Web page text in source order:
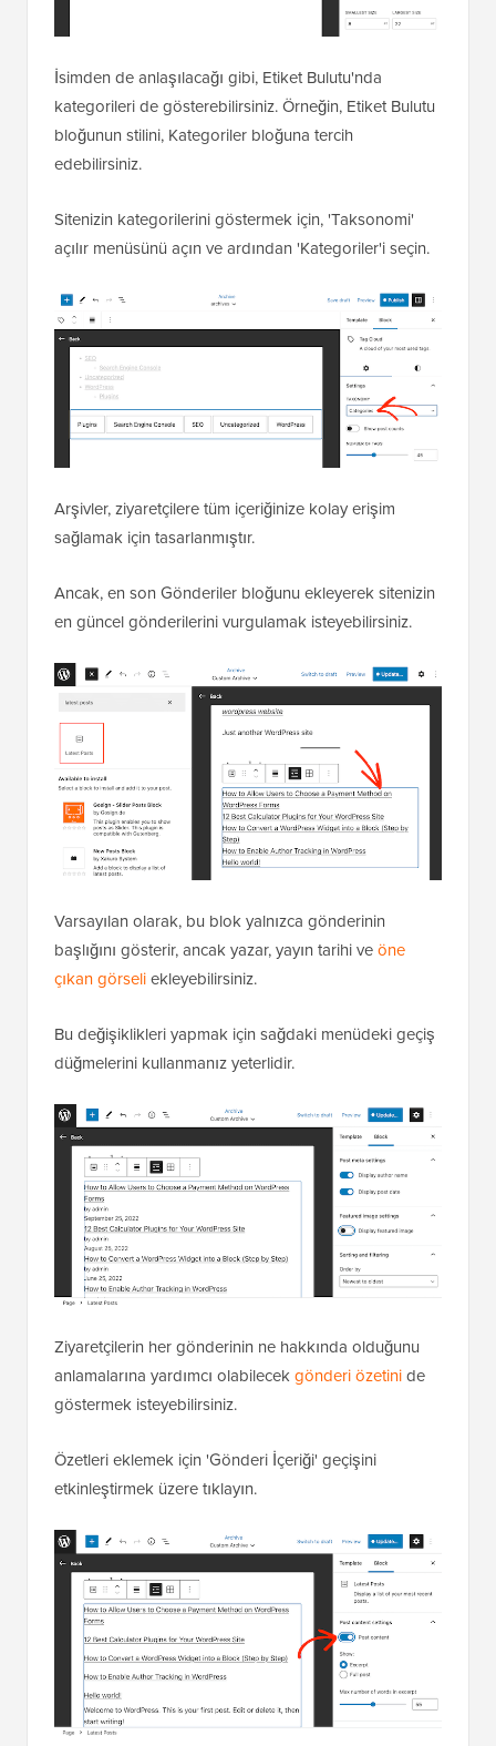
İsimden de anlaşılacağı gibi, Etiket Bulutu'nda
kategorileri de gösterebilirsiniz. Örneğin, Etiket Bulutu
bloğunun stilini, Kategoriler bloğuna tercih
edebilirsiniz.
Sitenizin kategorilerini göstermek için, 'Taksonomi'
açılır menüsünü açın ve ardından 'Kategoriler'i seçin.
Arşivler, ziyaretçilere tüm içeriğinize kolay erişim
sağlamak için tasarlanmıştır.
Ancak, en son Gönderiler bloğunu ekleyerek sitenizin
en güncel gönderilerini vurgulamak isteyebilirsiniz.
Varsayılan olarak, bu blok yalnızca gönderinin
başlığını gösterir, ancak yazar, yayın tarihi veöne
çıkan görseliekleyebilirsiniz.
Bu değişiklikleri yapmak için sağdaki menüdeki geçiş
düğmelerini kullanmanız yeterlidir.
Ziyaretçilerin her gönderinin ne hakkında olduğunu
anlamalarına yardımcı olabilecekgönderi özetinide
göstermek isteyebilirsiniz.
Özetleri eklemek için 'Gönderi İçeriği' geçişini
etkinleştirmek üzere tıklayın.